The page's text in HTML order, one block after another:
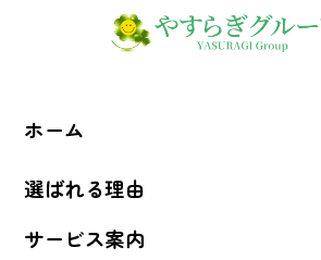
ホーム
選ばれる理由
サービス案内